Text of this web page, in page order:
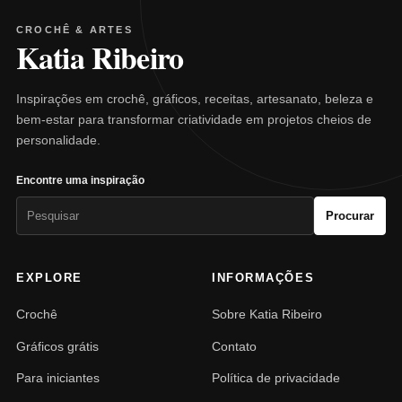
CROCHÊ & ARTES
Katia Ribeiro
Inspirações em crochê, gráficos, receitas, artesanato, beleza e
bem-estar para transformar criatividade em projetos cheios de
personalidade.
Encontre uma inspiração
Procurar
EXPLORE
Crochê
Gráficos grátis
Para iniciantes
INFORMAÇÕES
Sobre Katia Ribeiro
Contato
Política de privacidade